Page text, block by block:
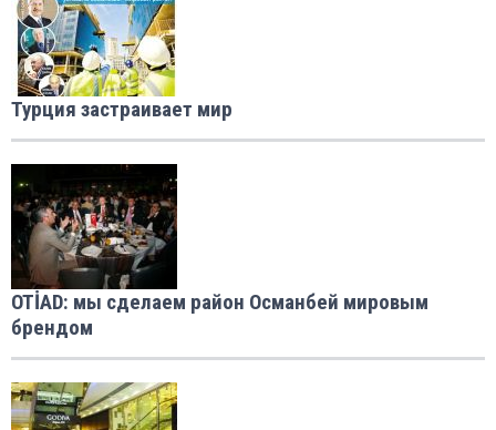
Турция застраивает мир
OTİAD: мы сделаем район Османбей мировым
брендом